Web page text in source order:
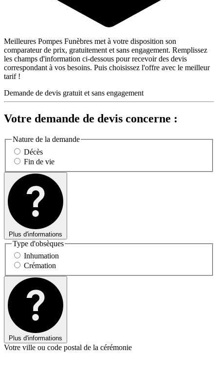
Meilleures Pompes Funèbres met à votre disposition son
comparateur de prix, gratuitement et sans engagement. Remplissez
les champs d'information ci-dessous pour recevoir des devis
correspondant à vos besoins. Puis choisissez l'offre avec le meilleur
tarif !
Demande de devis gratuit et sans engagement
Votre demande de devis concerne :
Nature de la demande
Décès
Fin de vie
Plus d'informations
Type d'obsèques
Inhumation
Crémation
Plus d'informations
Votre ville ou code postal de la cérémonie